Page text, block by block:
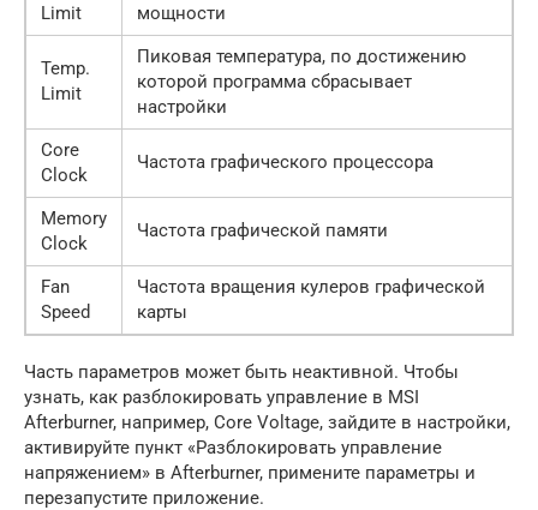
Limit
мощности
Temp.
Limit
Пиковая температура, по достижению
которой программа сбрасывает
настройки
Core
Clock
Частота графического процессора
Memory
Clock
Частота графической памяти
Fan
Speed
Частота вращения кулеров графической
карты
Часть параметров может быть неактивной. Чтобы
узнать, как разблокировать управление в MSI
Afterburner, например, Core Voltage, зайдите в настройки,
активируйте пункт «Разблокировать управление
напряжением» в Afterburner, примените параметры и
перезапустите приложение.